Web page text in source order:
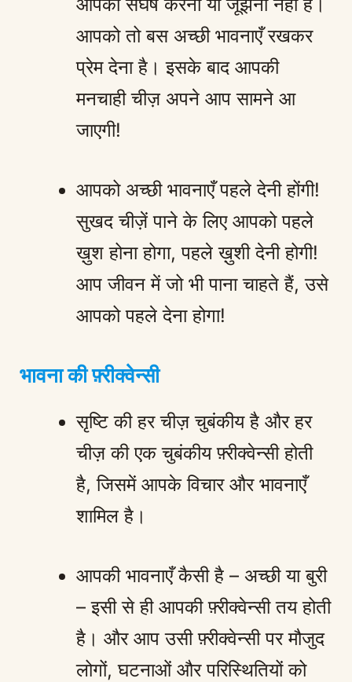
आपको तो बस अच्छी भावनाएँ रखकर
प्रेम देना है। इसके बाद आपकी
मनचाही चीज़ अपने आप सामने आ
जाएगी!
आपको अच्छी भावनाएँ पहले देनी होंगी!
सुखद चीज़ें पाने के लिए आपको पहले
ख़ुश होना होगा, पहले ख़ुशी देनी होगी!
आप जीवन में जो भी पाना चाहते हैं, उसे
आपको पहले देना होगा!
भावना की फ़्रीक्वेन्सी
सृष्टि की हर चीज़ चुबंकीय है और हर
चीज़ की एक चुबंकीय फ़्रीक्वेन्सी होती
है, जिसमें आपके विचार और भावनाएँ
शामिल है।
आपकी भावनाएँ कैसी है – अच्छी या बुरी
– इसी से ही आपकी फ़्रीक्वेन्सी तय होती
है। और आप उसी फ़्रीक्वेन्सी पर मौजुद
लोगों, घटनाओं और परिस्थितियों को